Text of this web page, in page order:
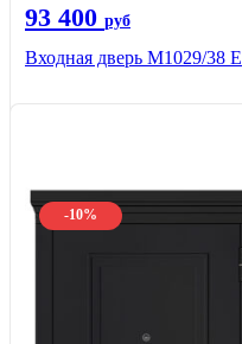
93 400 руб
Входная дверь М1029/38 E
-10%